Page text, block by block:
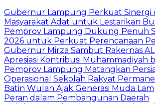
Gubernur Lampung Perkuat Sinergi
Masyarakat Adat untuk Lestarikan
Pemprov Lampung Dukung Penuh
2026 untuk Perkuat Perencanaan
Gubernur Mirza Sambut Rakernas
Apresiasi Kontribusi Muhammadiyah
Pemprov Lampung Matangkan
Operasional Sekolah Rakyat
Batin Wulan Ajak Generasi Muda
Peran dalam Pembangunan Daerah